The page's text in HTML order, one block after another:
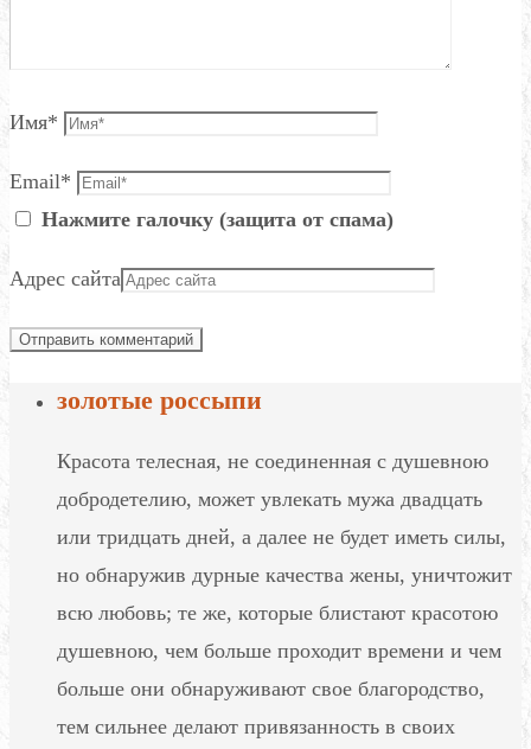
Имя*
Email*
Нажмите галочку (защита от спама)
Адрес сайта
золотые россыпи
Красота телесная, не соединенная с душевною
добродетелию, может увлекать мужа двадцать
или тридцать дней, а далее не будет иметь силы,
но обнаружив дурные качества жены, уничтожит
всю любовь; те же, которые блистают красотою
душевною, чем больше проходит времени и чем
больше они обнаруживают свое благородство,
тем сильнее делают привязанность в своих